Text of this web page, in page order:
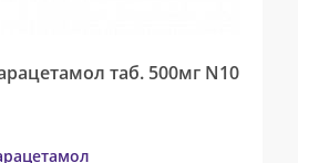
таб. 500мг N10